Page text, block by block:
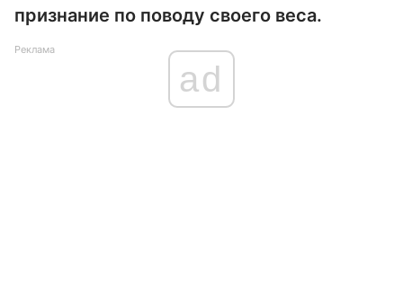
признание по поводу своего веса.
Реклама
ad